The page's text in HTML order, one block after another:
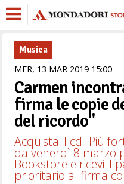
Musica
MER, 13 MAR 2019 1500
Carmen
firma le copie
del ricordo"
Acquista il cd "Più
da venerdì 8 marzo
Bookstore e ricevi il
prioritario al firma